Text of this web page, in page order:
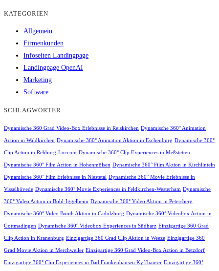
KATEGORIEN
Allgemein
Firmenkunden
Infoseiten Landingpage
Landingpage OpenAI
Marketing
Software
SCHLAGWÖRTER
Dynamische 360 Grad Video-Box Erlebnisse in Reiskirchen Dynamische 360° Animation
Action in Waldkirchen Dynamische 360° Animation Aktion in Eschenburg Dynamische 360°
Clip Action in Rehburg-Loccum Dynamische 360° Clip Experiences in Meßstetten
Dynamische 360° Film Action in Hohenmölsen Dynamische 360° Film Aktion in Kirchlinteln
Dynamische 360° Film Erlebnisse in Niestetal Dynamische 360° Movie Erlebnisse in
Visselhövede Dynamische 360° Movie Experiences in Feldkirchen-Westerham Dynamische
360° Video Action in Böhl-Iggelheim Dynamische 360° Video Aktion in Petersberg
Dynamische 360° Video Booth Aktion in Cadolzburg Dynamische 360° Videobox Action in
Gottmadingen Dynamische 360° Videobox Experiences in Südharz Einzigartige 360 Grad
Clip Action in Kranenburg Einzigartige 360 Grad Clip Aktion in Weeze Einzigartige 360
Grad Movie Aktion in Merchweiler Einzigartige 360 Grad Video-Box Action in Betzdorf
Einzigartige 360° Clip Experiences in Bad Frankenhausen Kyffhäuser Einzigartige 360°